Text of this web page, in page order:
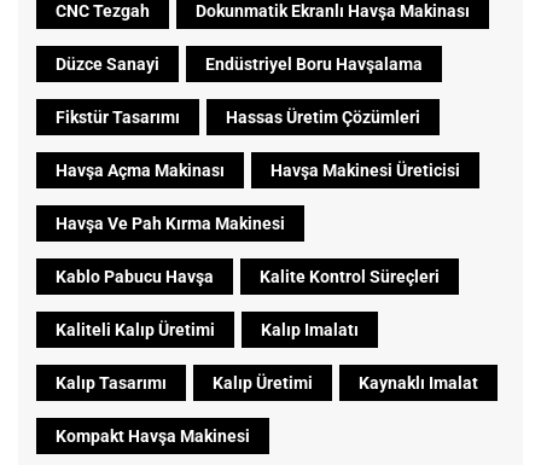
CNC Tezgah Dokunmatik Ekranlı Havşa Makinası
Düzce Sanayi Endüstriyel Boru Havşalama
Fikstür Tasarımı Hassas Üretim Çözümleri
Havşa Açma Makinası Havşa Makinesi Üreticisi
Havşa Ve Pah Kırma Makinesi
Kablo Pabucu Havşa Kalite Kontrol Süreçleri
Kaliteli Kalıp Üretimi Kalıp Imalatı
Kalıp Tasarımı Kalıp Üretimi Kaynaklı Imalat
Kompakt Havşa Makinesi